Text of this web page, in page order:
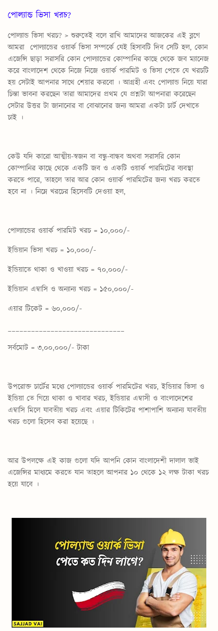
পোল্যান্ড ভিসা খরচ?
পোল্যান্ড ভিসা খরচ? > শুরুতেই বলে রাখি আমাদের আজকের এই ব্লগে
আমরা পোল্যান্ডের ওয়ার্ক ভিসা সম্পর্কে যেই হিসাবটি দিব সেটি হল, কোন
এজেন্সি ছাড়া সরাসরি কোন পোল্যান্ডের কোম্পানির কাছে থেকে জব ম্যানেজ
করে বাংলাদেশ থেকে নিজে নিজে ওয়ার্ক পারমিট ও ভিসা পেতে যে খরচটি
হয় সেটাই আপনার সাথে শেয়ার করবো । আগ্রহী এবং পোল্যান্ড নিয়ে যারা
চিন্তা ভাবনা করছেন তারা আমাদের প্রথম যে প্রশ্নটা আপনারা করেছেন
সেটার উত্তর টা জানানোর বা বোঝানোর জন্য আমরা একটা চার্ট দেখাতে
চাই ।
কেউ যদি কারো আত্মীয়-স্বজন বা বন্ধু-বান্ধব অথবা সরাসরি কোন
কোম্পানির কাছে থেকে একটি জব ও একটি ওয়ার্ক পারমিটের ব্যবস্থা
করতে পারে, তাহলে তার আর কোন ওয়ার্ক পারমিটের জন্য খরচ করতে
হবে না । নিম্নে খরচের হিসেবটি দেওয়া হল,
পোল্যান্ডের ওয়ার্ক পারমিট খরচ = ১০,০০০/-
ইন্ডিয়ান ভিসা খরচ = ১০,০০০/-
ইন্ডিয়াতে থাকা ও খাওয়া খরচ = ৭০,০০০/-
ইন্ডিয়ান এম্বাসি ও অন্যান্য খরচ = ১৫০,০০০/-
এয়ার টিকেট = ৬০,০০০/-
______________________________
সর্বমোট = ৩,০০,০০০/- টাকা
উপরোক্ত চার্টের মধ্যে পোল্যান্ডের ওয়ার্ক পারমিটের খরচ, ইন্ডিয়ার ভিসা ও
ইন্ডিয়া তে গিয়ে থাকা ও খাবার খরচ, ইন্ডিয়ার এম্বাসী ও বাংলাদেশের
এম্বাসি মিলে যাবতীয় খরচ এবং এয়ার টিকিটের পাশাপাশি অন্যান্য যাবতীয়
খরচ গুলো হিসেব করা হয়েছে ।
আর উপলক্ষে এই কাজ গুলো যদি আপনি কোন বাংলাদেশী দালাল ভাই
এজেন্সির মাধ্যমে করতে যান তাহলে আপনার ১০ থেকে ১২ লক্ষ টাকা খরচ
হয়ে যাবে ।